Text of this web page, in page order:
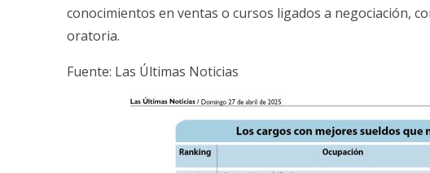
conocimientos en ventas o cursos ligados a negociación,
oratoria.
Fuente: Las Últimas Noticias